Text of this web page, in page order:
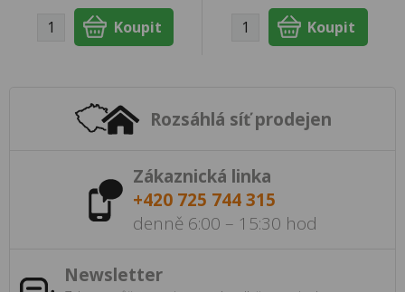
Rozsáhlá síť prodejen
Zákaznická linka
+420 725 744 315
denně 6:00 – 15:30 hod
Newsletter